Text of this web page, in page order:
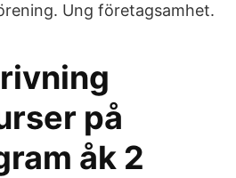
Ung företagsamhet.
på
åk 2